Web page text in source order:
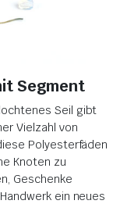
Segment
Seil gibt
Vielzahl von
Polyesterfäden
Knoten zu
Geschenke
ein neues